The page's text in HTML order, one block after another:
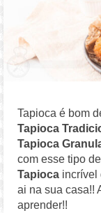
Tapioca é bom
Tapioca
Tapioca
com esse tipo
Tapioca incrível
ai na sua casa!!
aprender!!